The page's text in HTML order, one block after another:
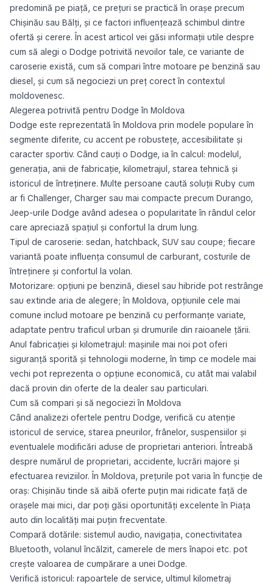
predomină pe piață, ce prețuri se practică în orașe precum
Chișinău sau Bălți, și ce factori influențează schimbul dintre
ofertă și cerere. În acest articol vei găsi informații utile despre
cum să alegi o Dodge potrivită nevoilor tale, ce variante de
caroserie există, cum să compari între motoare pe benzină sau
diesel, și cum să negociezi un preț corect în contextul
moldovenesc.
Alegerea potrivită pentru Dodge în Moldova
Dodge este reprezentată în Moldova prin modele populare în
segmente diferite, cu accent pe robustețe, accesibilitate și
caracter sportiv. Când cauți o Dodge, ia în calcul: modelul,
generația, anii de fabricație, kilometrajul, starea tehnică și
istoricul de întreținere. Multe persoane caută soluții Ruby cum
ar fi Challenger, Charger sau mai compacte precum Durango,
Jeep-urile Dodge având adesea o popularitate în rândul celor
care apreciază spațiul și confortul la drum lung.
Tipul de caroserie: sedan, hatchback, SUV sau coupe; fiecare
variantă poate influența consumul de carburant, costurile de
întreținere și confortul la volan.
Motorizare: opțiuni pe benzină, diesel sau hibride pot restrânge
sau extinde aria de alegere; în Moldova, opțiunile cele mai
comune includ motoare pe benzină cu performanțe variate,
adaptate pentru traficul urban și drumurile din raioanele țării.
Anul fabricației și kilometrajul: mașinile mai noi pot oferi
siguranță sporită și tehnologii moderne, în timp ce modele mai
vechi pot reprezenta o opțiune economică, cu atât mai valabil
dacă provin din oferte de la dealer sau particulari.
Cum să compari și să negociezi în Moldova
Când analizezi ofertele pentru Dodge, verifică cu atenție
istoricul de service, starea pneurilor, frânelor, suspensiilor și
eventualele modificări aduse de proprietari anteriori. Întreabă
despre numărul de proprietari, accidente, lucrări majore și
efectuarea reviziilor. În Moldova, prețurile pot varia în funcție de
oraș: Chișinău tinde să aibă oferte puțin mai ridicate față de
orașele mai mici, dar poți găsi oportunități excelente în Piața
auto din localități mai puțin frecventate.
Compară dotările: sistemul audio, navigația, conectivitatea
Bluetooth, volanul încălzit, camerele de mers înapoi etc. pot
crește valoarea de cumpărare a unei Dodge.
Verifică istoricul: rapoartele de service, ultimul kilometraj